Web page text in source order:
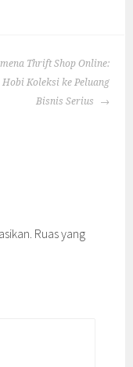
Thrift Shop Online:
Koleksi ke Peluang
Bisnis Serius
Ruas yang